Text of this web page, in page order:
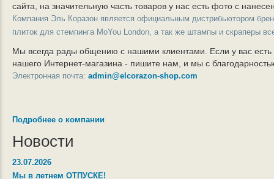
сайта, на значительную часть товаров у нас есть фото с
Компания Эль Коразон является официальным дистрибьютором
плиток для стемпинга MoYou London, а так же штампы и скраперы
Мы всегда рады общению с нашими клиентами. Если у вас
нашего Интернет-магазина - пишите нам, и мы с
Электронная почта: admin@elcorazon-shop.com
Подробнее о компании
Новости
23.07.2026
Мы в летнем ОТПУСКЕ!